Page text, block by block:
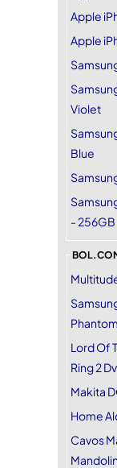
Apple
Apple
Violet
Blue
- 256GB
Lord Of
Ring 2
Makita
Home
Cavos